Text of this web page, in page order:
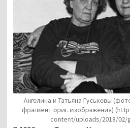
Ангелина и Татьяна Гуськовы
фрагмент ориг. изображения)
content/uploads/2018/02/